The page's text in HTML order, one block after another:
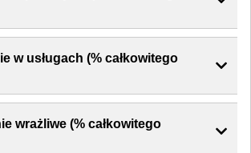
w usługach (% całkowitego
wrażliwe (% całkowitego